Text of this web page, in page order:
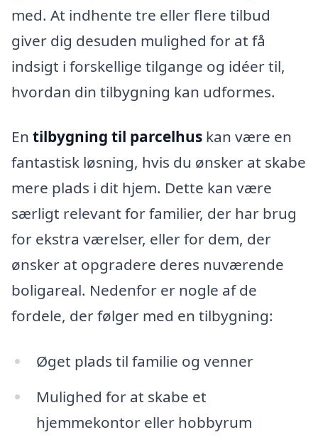
med. At indhente tre eller flere tilbud
giver dig desuden mulighed for at få
indsigt i forskellige tilgange og idéer til,
hvordan din tilbygning kan udformes.
En tilbygning til parcelhus kan være en
fantastisk løsning, hvis du ønsker at skabe
mere plads i dit hjem. Dette kan være
særligt relevant for familier, der har brug
for ekstra værelser, eller for dem, der
ønsker at opgradere deres nuværende
boligareal. Nedenfor er nogle af de
fordele, der følger med en tilbygning:
Øget plads til familie og venner
Mulighed for at skabe et
hjemmekontor eller hobbyrum